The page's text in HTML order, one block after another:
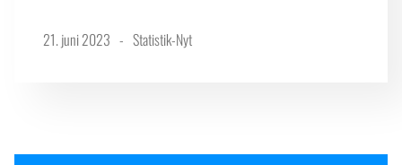
21. juni 2023 Statistik-Nyt